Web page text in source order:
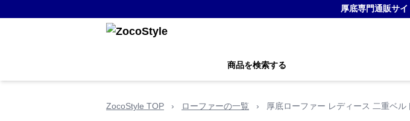
厚底専門通販サ
商品を検索する
ZocoStyle TOP › ローファーの一覧 › 厚底ローファー レディース 二重ベル